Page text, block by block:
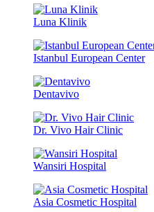
Luna Klinik
Istanbul European Center
Dentavivo
Dr. Vivo Hair Clinic
Wansiri Hospital
Asia Cosmetic Hospital